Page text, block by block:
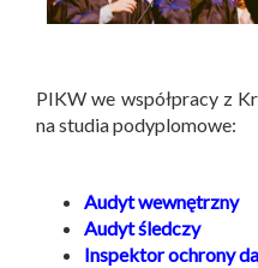
PIKW we współpracy z
na studia podyplomowe:
Audyt wewnętrzny
Audyt śledczy
Inspektor ochrony